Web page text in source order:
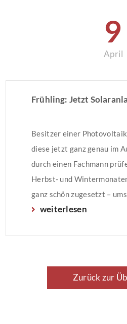
9
April
Frühling: Jetzt
Besitzer einer
diese jetzt ganz genau im
durch einen Fachmann
Herbst- und
ganz schön zugesetzt –
regelmäßige Kontrollen und
weiterlesen
Zurück zur